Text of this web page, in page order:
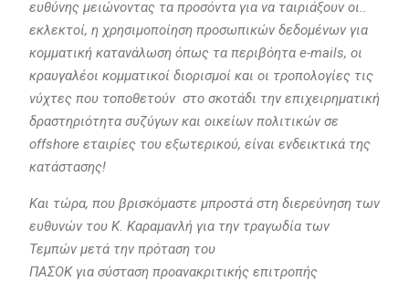
ευθύνης μειώνοντας τα προσόντα για να ταιριάξουν οι..
εκλεκτοί, η χρησιμοποίηση προσωπικών δεδομένων για
κομματική κατανάλωση όπως τα περιβόητα e-mails, οι
κραυγαλέοι κομματικοί διορισμοί και οι τροπολογίες τις
νύχτες που τοποθετούν στο σκοτάδι την επιχειρηματική
δραστηριότητα συζύγων και οικείων πολιτικών σε
offshore εταιρίες του εξωτερικού, είναι ενδεικτικά της
κατάστασης!
Και τώρα, που βρισκόμαστε μπροστά στη διερεύνηση των
ευθυνών του Κ. Καραμανλή για την τραγωδία των
Τεμπών μετά την πρόταση του
ΠΑΣΟΚ για σύσταση προανακριτικής επιτροπής